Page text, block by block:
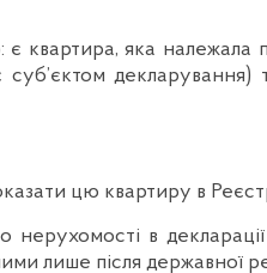
є квартира, яка
цю квартиру в
нерухомості в
лише після державної